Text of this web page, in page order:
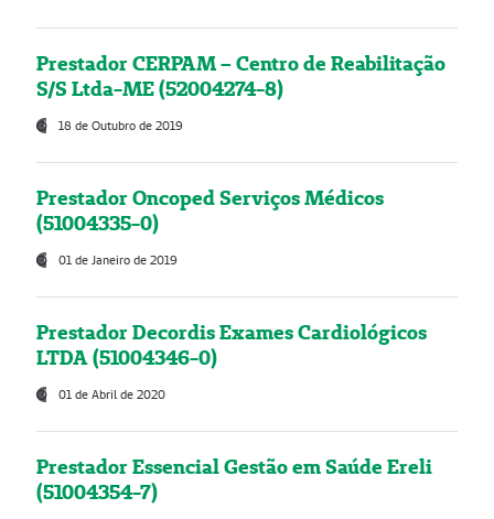
Prestador CERPAM – Centro de Reabilitação
S/S Ltda-ME (52004274-8)
18 de Outubro de 2019
Prestador Oncoped Serviços Médicos
(51004335-0)
01 de Janeiro de 2019
Prestador Decordis Exames Cardiológicos
LTDA (51004346-0)
01 de Abril de 2020
Prestador Essencial Gestão em Saúde Ereli
(51004354-7)